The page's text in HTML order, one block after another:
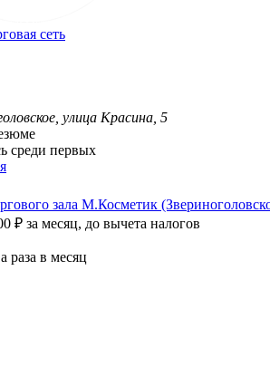
сеть
улица Красина, 5
среди первых
зала М.Косметик
₽ за месяц, до вычета налогов
в месяц